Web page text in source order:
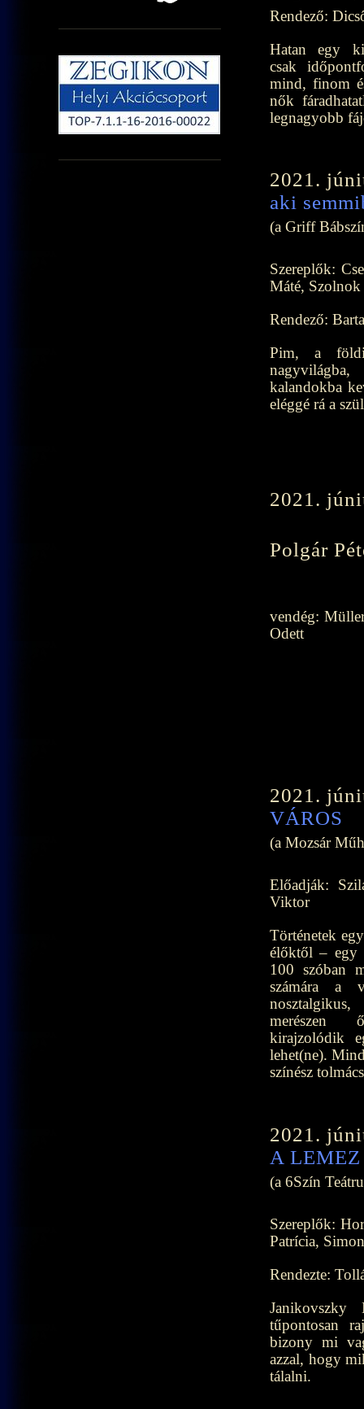
Rendező:
Hatan egy
csak
mind, finom
nők
legnagyobb
2021.
aki
(a Griff
Szereplők:
Máté, Szolnok
Rendező:
Pim, a
kalandokba
eléggé rá a
2021.
Polgár
vendég:
Odett
2021.
VÁROS
(a Mozsár
Előadják:
Viktor
Történetek
élőktől – egy
100 szóban
számára a
merészen
kirajzolódik
lehet(ne).
színész
2021.
A
(a 6Szín
Szereplők:
Patrícia,
Rendezte:
tűpontosan
bizony mi
azzal, hogy
tálalni.